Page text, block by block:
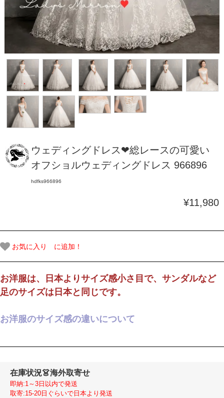
ウェディングドレス❤総レースの可愛い
オフショルウェディングドレス 966896
hdfks966896
¥11,980
お気に入り に追加！
お洋服は、日本よりサイズ感小さ目で、サンダルなど
足のサイズは日本と同じです。
お洋服のサイズ感の違いについて
在庫状況👗海外取寄せ
即納:1～3日以内で発送
取寄:15-20日ぐらいで日本より発送